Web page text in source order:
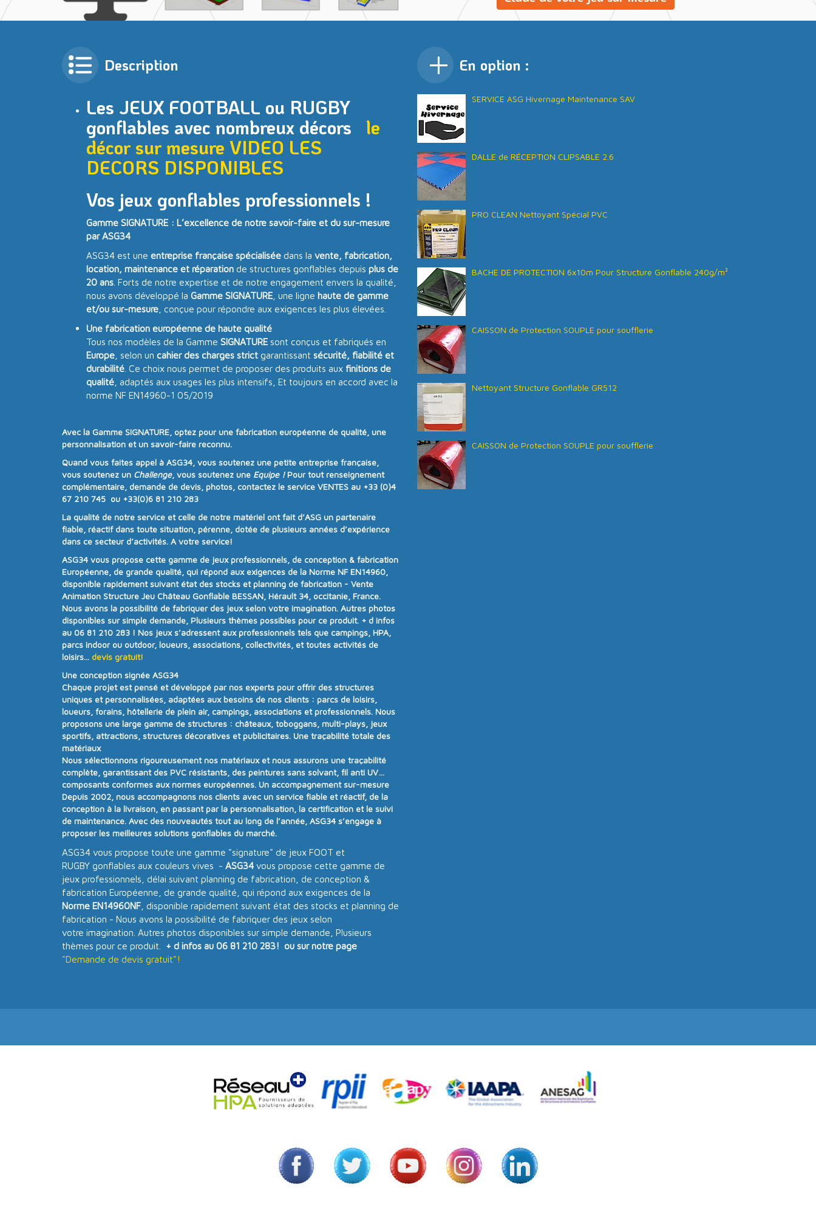
Description
Les JEUX FOOTBALL ou RUGBY
gonflables avec nombreux décors
le
décor sur mesure VIDEO LES
DECORS DISPONIBLES
Vos jeux gonflables professionnels !
Gamme SIGNATURE : L’excellence de notre savoir-faire et du sur-mesure
par ASG34
ASG34 est une entreprise française spécialisée dans la vente, fabrication,
location, maintenance et réparation de structures gonflables depuis plus de
20 ans . Forts de notre expertise et de notre engagement envers la qualité,
nous avons développé la Gamme SIGNATURE , une ligne haute de gamme
et/ou sur-mesure , conçue pour répondre aux exigences les plus élevées.
Une fabrication européenne de haute qualité
Tous nos modèles de la Gamme SIGNATURE sont conçus et fabriqués en
Europe , selon un cahier des charges strict garantissant sécurité, fiabilité et
durabilité . Ce choix nous permet de proposer des produits aux finitions de
qualité , adaptés aux usages les plus intensifs, Et toujours en accord avec la
norme NF EN14960-1 05/2019
Avec la Gamme SIGNATURE , optez pour une fabrication européenne de qualité , une
personnalisation et un savoir-faire reconnu.
Quand vous faites appel à ASG34 , vous soutenez une petite entreprise française
vous soutenez un Challenge, vous soutenez une Equipe !Pour tout renseignement
complémentaire, demande de devis, photos, contactez le service VENTES au +33 (0)4
67 210 745 ou +33(0)6 81 210 283
La qualité de notre service et celle de notre matériel ont fait d’ASG un partenaire
fiable, réactif dans toute situation, pérenne, dotée de plusieurs années d’expérience
dans ce secteur d’activités. A votre service!
ASG34 vous propose cette gamme de jeux professionnels, de conception & fabrication
Européenne, de grande qualité, qui répond aux exigences de la Norme NF EN14960
disponible rapidement suivant état des stocks et planning de fabrication - Vente
Animation Structure Jeu Château Gonflable BESSAN, Hérault 34, occitanie, France.
Nous avons la possibilité de fabriquer des jeux selon votre imagination. Autres photos
disponibles sur simple demande, Plusieurs thèmes possibles pour ce produit. + d infos
au 06 81 210 283 ! Nos jeux s’adressent aux professionnels tels que campings, HPA,
parcs indoor ou outdoor, loueurs, associations, collectivités, et toutes activités de
loisirs... devis gratuit!
Une conception signée ASG34
Chaque projet est pensé et développé par nos experts pour offrir des structures
uniques et personnalisées , adaptées aux besoins de nos clients : parcs de loisirs,
loueurs, forains, hôtellerie de plein air, campings, associations et professionnels. Nous
proposons une large gamme de structures : châteaux, toboggans, multi-plays, jeux
sportifs, attractions, structures décoratives et publicitaires. Une traçabilité totale des
matériaux
Nous sélectionnons rigoureusement nos matériaux et nous assurons une traçabilité
complète , garantissant des PVC résistants, des peintures sans solvant, fil anti UV…
composants conformes aux normes européennes. Un accompagnement sur-mesure
Depuis 2002 , nous accompagnons nos clients avec un service fiable et réactif, de la
conception à la livraison, en passant par la personnalisation, la certification et le suivi
de maintenance. Avec des nouveautés tout au long de l’année , ASG34 s’engage à
proposer les meilleures solutions gonflables du marché.
ASG34 vous propose toute une gamme "signature" de jeux FOOT et
RUGBY gonflables aux couleurs vives - ASG34 vous propose cette gamme de
jeux professionnels, délai suivant planning de fabrication, de conception &
fabrication Européenne, de grande qualité, qui répond aux exigences de la
Norme EN14960NF , disponible rapidement suivant état des stocks et planning de
fabrication - Nous avons la possibilité de fabriquer des jeux selon
votre imagination. Autres photos disponibles sur simple demande, Plusieurs
thèmes pour ce produit.
+ d infos au 06 81 210 283! ou sur notre page
"Demande de devis gratuit"!
En option :
SERVICE ASG Hivernage Maintenance SAV
DALLE de RÉCEPTION CLIPSABLE 2.6
PRO CLEAN Nettoyant Spécial PVC
BACHE DE PROTECTION 6x10m Pour Structure Gonflable 240g/m²
CAISSON de Protection SOUPLE pour soufflerie
Nettoyant Structure Gonflable GR512
CAISSON de Protection SOUPLE pour soufflerie